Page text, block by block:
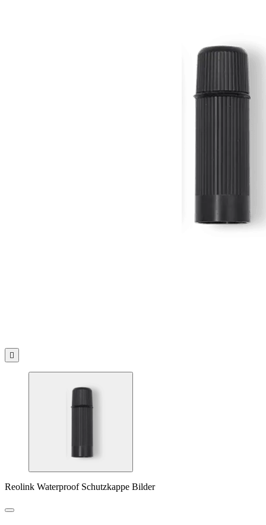

Reolink Waterproof Schutzkappe Bilder